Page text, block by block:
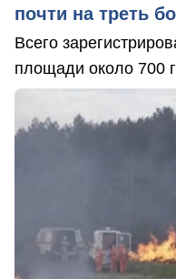
почти на треть
Всего
площади около 700